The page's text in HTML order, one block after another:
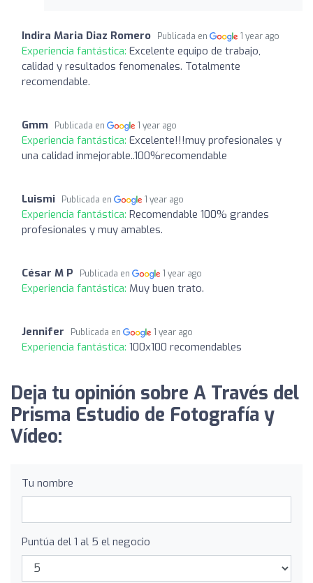
Indira Maria Diaz Romero Publicada en 1 year ago
Experiencia fantástica: Excelente equipo de trabajo,
calidad y resultados fenomenales. Totalmente
recomendable.
Gmm Publicada en 1 year ago
Experiencia fantástica: Excelente!!!muy profesionales y
una calidad inmejorable..100%recomendable
Luismi Publicada en 1 year ago
Experiencia fantástica: Recomendable 100% grandes
profesionales y muy amables.
César M P Publicada en 1 year ago
Experiencia fantástica: Muy buen trato.
Jennifer Publicada en 1 year ago
Experiencia fantástica: 100x100 recomendables
Deja tu opinión sobre A Través del
Prisma Estudio de Fotografía y
Vídeo:
Tu nombre
Puntúa del 1 al 5 el negocio